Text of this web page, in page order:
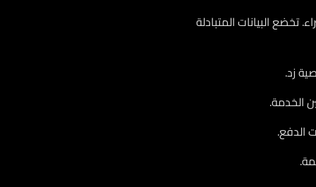
البيانات المتبادلة
زد.
الدفع.